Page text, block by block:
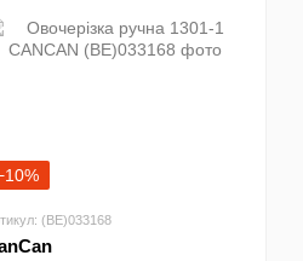
(BE)033168